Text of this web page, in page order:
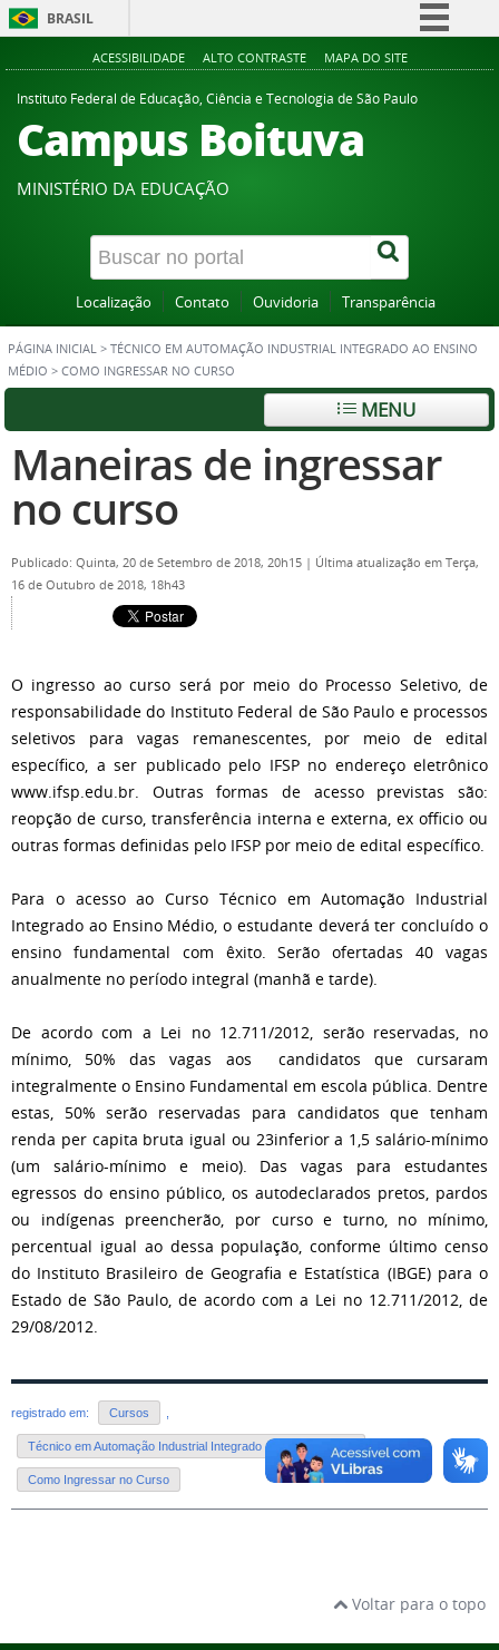
BRASIL
Simplifique!
Comunica BR
Acesso à informação
Canais
ACESSIBILIDADE ALTO CONTRASTE MAPA DO SITE
Instituto Federal de Educação, Ciência e Tecnologia de São Paulo
Campus Boituva
MINISTÉRIO DA EDUCAÇÃO
Localização Contato Ouvidoria Transparência
PÁGINA INICIAL > TÉCNICO EM AUTOMAÇÃO INDUSTRIAL INTEGRADO AO ENSINO
MÉDIO > COMO INGRESSAR NO CURSO
MENU
Maneiras de ingressar
no curso
Publicado: Quinta, 20 de Setembro de 2018, 20h15 | Última atualização em Terça,
16 de Outubro de 2018, 18h43
O ingresso ao curso será por meio do Processo Seletivo, de
responsabilidade do Instituto Federal de São Paulo e processos
seletivos para vagas remanescentes, por meio de edital
específico, a ser publicado pelo IFSP no endereço eletrônico
www.ifsp.edu.br. Outras formas de acesso previstas são:
reopção de curso, transferência interna e externa, ex officio ou
outras formas definidas pelo IFSP por meio de edital específico.
Para o acesso ao Curso Técnico em Automação Industrial
Integrado ao Ensino Médio, o estudante deverá ter concluído o
ensino fundamental com êxito. Serão ofertadas 40 vagas
anualmente no período integral (manhã e tarde).
De acordo com a Lei no 12.711/2012, serão reservadas, no
mínimo, 50% das vagas aos candidatos que cursaram
integralmente o Ensino Fundamental em escola pública. Dentre
estas, 50% serão reservadas para candidatos que tenham
renda per capita bruta igual ou 23inferior a 1,5 salário-mínimo
(um salário-mínimo e meio). Das vagas para estudantes
egressos do ensino público, os autodeclarados pretos, pardos
ou indígenas preencherão, por curso e turno, no mínimo,
percentual igual ao dessa população, conforme último censo
do Instituto Brasileiro de Geografia e Estatística (IBGE) para o
Estado de São Paulo, de acordo com a Lei no 12.711/2012, de
29/08/2012.
registrado em: Cursos
Técnico em Automação Industrial Integrado ao Ensino Médio ,
Como Ingressar no Curso
Voltar para o topo